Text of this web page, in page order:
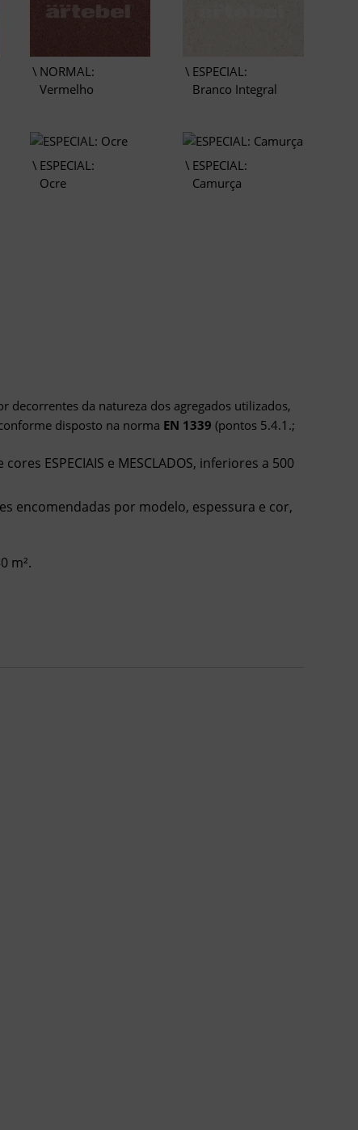
NORMAL:
Vermelho
ESPECIAL:
Branco Integral
ESPECIAL:
Ocre
ESPECIAL:
Camurça
decorrentes da natureza dos agregados utilizados,
disposto na norma EN 1339 (pontos 5.4.1.;
ESPECIAIS e MESCLADOS, inferiores a 500
encomendadas por modelo, espessura e cor,
m².